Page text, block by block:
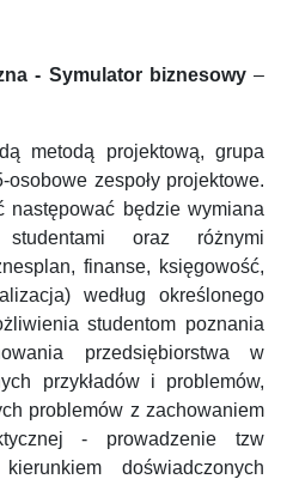
- Symulator biznesowy–
metodą projektową, grupa
zespoły projektowe.
następować będzie wymiana
oraz różnymi
finanse, księgowość,
według określonego
studentom poznania
przedsiębiorstwa w
przykładów i problemów,
problemów z zachowaniem
- prowadzenie tzw
doświadczonych